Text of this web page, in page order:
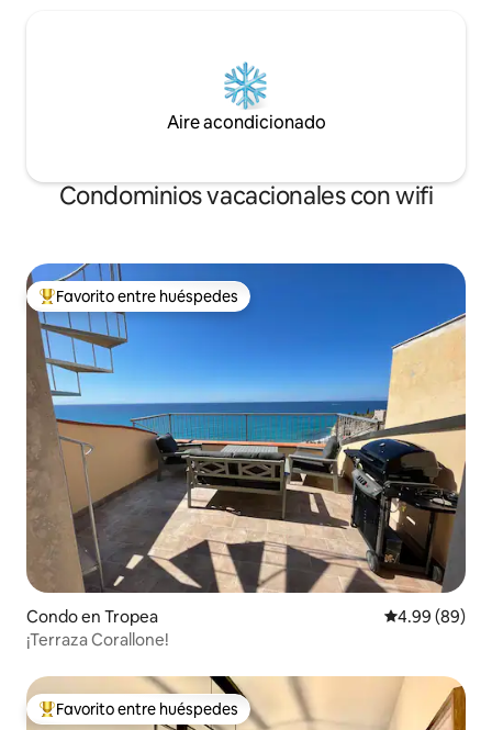
Aire acondicionado
Condominios vacacionales con wifi
Favorito entre huéspedes preferido
Favorito entre huéspedes
Condo en Tropea Calificación
4.99 (89)
¡Terraza Corallone!
Favorito entre huéspedes preferido
Favorito entre huéspedes